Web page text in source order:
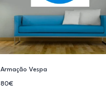
Armação Vespa
80€